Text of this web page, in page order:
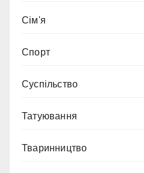
Сім'я
Спорт
Суспільство
Татуювання
Тваринництво